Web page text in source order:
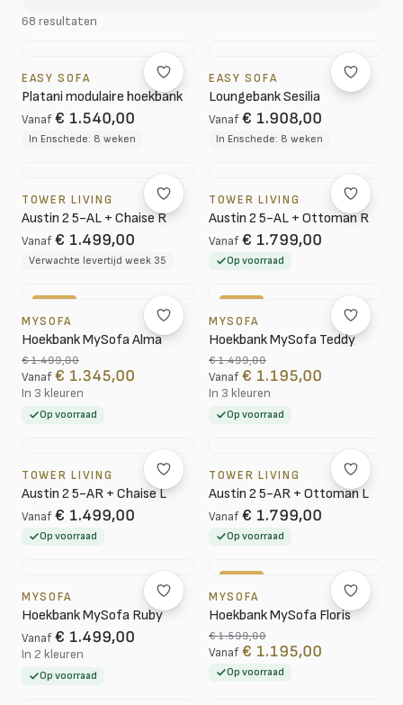
68 resultaten
EASY SOFA
Platani modulaire hoekbank
Vanaf € 1.540,00
In Enschede: 8 weken
EASY SOFA
Loungebank Sesilia
Vanaf € 1.908,00
In Enschede: 8 weken
TOWER LIVING
Austin 2 5-AL + Chaise R
Vanaf € 1.499,00
Verwachte levertijd week 35
TOWER LIVING
Austin 2 5-AL + Ottoman R
Vanaf € 1.799,00
Op voorraad
MYSOFA
Hoekbank MySofa Alma
€ 1.499,00
Vanaf € 1.345,00
In 3 kleuren
Op voorraad
MYSOFA
Hoekbank MySofa Teddy
€ 1.499,00
Vanaf € 1.195,00
In 3 kleuren
Op voorraad
TOWER LIVING
Austin 2 5-AR + Chaise L
Vanaf € 1.499,00
Op voorraad
TOWER LIVING
Austin 2 5-AR + Ottoman L
Vanaf € 1.799,00
Op voorraad
MYSOFA
Hoekbank MySofa Ruby
Vanaf € 1.499,00
In 2 kleuren
Op voorraad
MYSOFA
Hoekbank MySofa Floris
€ 1.599,00
Vanaf € 1.195,00
Op voorraad